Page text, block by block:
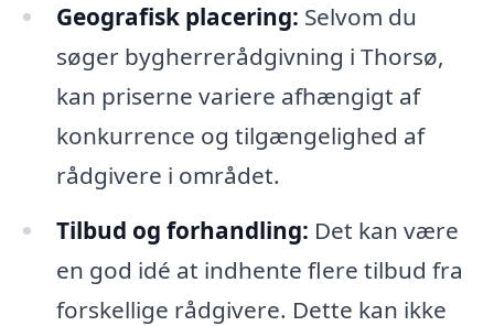
Geografisk placering: Selvom du
søger bygherrerådgivning i Thorsø,
kan priserne variere afhængigt af
konkurrence og tilgængelighed af
rådgivere i området.
Tilbud og forhandling: Det kan være
en god idé at indhente flere tilbud fra
forskellige rådgivere. Dette kan ikke